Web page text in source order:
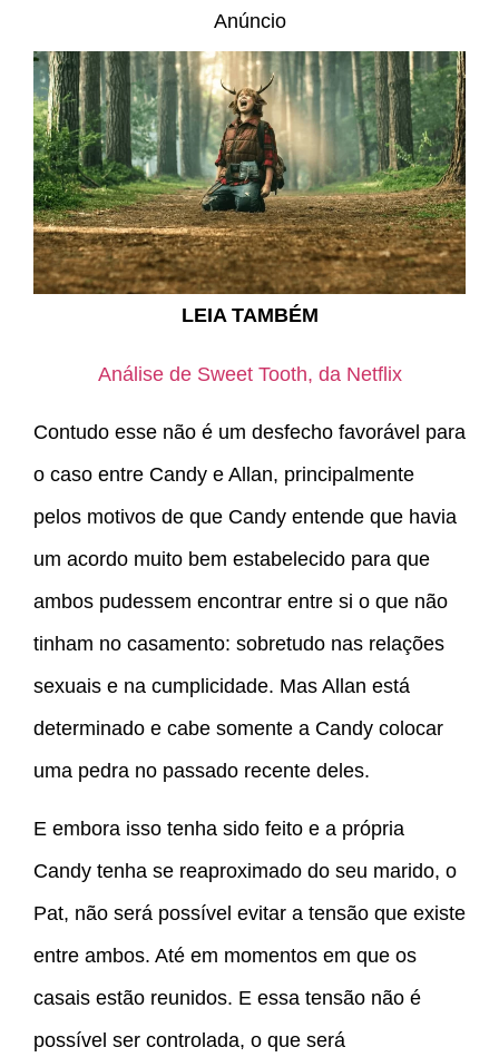
Anúncio
LEIA TAMBÉM
Análise de Sweet Tooth, da Netflix
Contudo esse não é um desfecho favorável para
o caso entre Candy e Allan, principalmente
pelos motivos de que Candy entende que havia
um acordo muito bem estabelecido para que
ambos pudessem encontrar entre si o que não
tinham no casamento: sobretudo nas relações
sexuais e na cumplicidade. Mas Allan está
determinado e cabe somente a Candy colocar
uma pedra no passado recente deles.
E embora isso tenha sido feito e a própria
Candy tenha se reaproximado do seu marido, o
Pat, não será possível evitar a tensão que existe
entre ambos. Até em momentos em que os
casais estão reunidos. E essa tensão não é
possível ser controlada, o que será